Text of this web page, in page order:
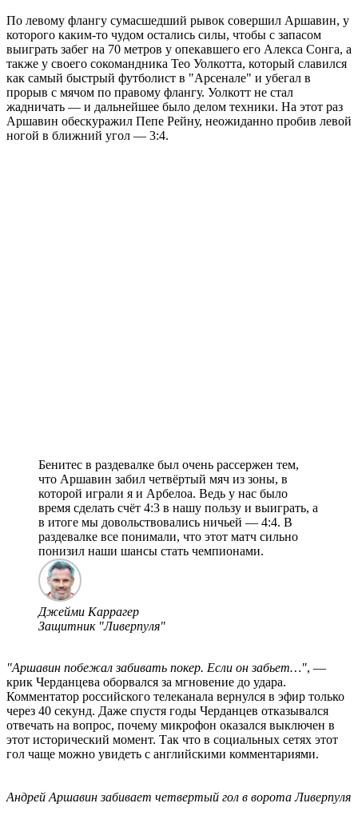
По левому флангу сумасшедший рывок совершил Аршавин, у
которого каким-то чудом остались силы, чтобы с запасом
выиграть забег на 70 метров у опекавшего его Алекса Сонга, а
также у своего сокомандника Тео Уолкотта, который славился
как самый быстрый футболист в "Арсенале" и убегал в
прорыв с мячом по правому флангу. Уолкотт не стал
жадничать — и дальнейшее было делом техники. На этот раз
Аршавин обескуражил Пепе Рейну, неожиданно пробив левой
ногой в ближний угол — 3:4.
Бенитес в раздевалке был очень рассержен тем,
что Аршавин забил четвёртый мяч из зоны, в
которой играли я и Арбелоа. Ведь у нас было
время сделать счёт 4:3 в нашу пользу и выиграть, а
в итоге мы довольствовались ничьей — 4:4. В
раздевалке все понимали, что этот матч сильно
понизил наши шансы стать чемпионами.
Джейми Каррагер
Защитник "Ливерпуля"
"Аршавин побежал забивать покер. Если он забьет…", —
крик Черданцева оборвался за мгновение до удара.
Комментатор российского телеканала вернулся в эфир только
через 40 секунд. Даже спустя годы Черданцев отказывался
отвечать на вопрос, почему микрофон оказался выключен в
этот исторический момент. Так что в социальных сетях этот
гол чаще можно увидеть с английскими комментариями.
Андрей Аршавин забивает четвертый гол в ворота Ливерпуля